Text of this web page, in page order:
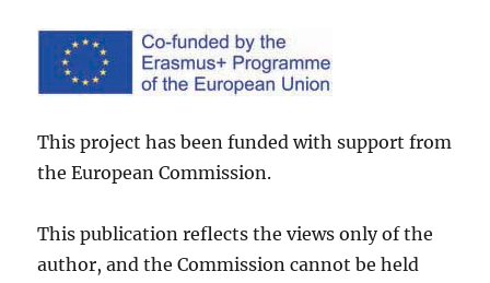
This project has been funded with support from
the European Commission.
This publication reflects the views only of the
author, and the Commission cannot be held